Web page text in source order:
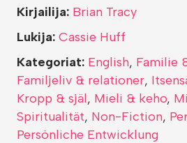
Kirjailija: Brian Tracy
Lukija: Cassie Huff
Kategoriat: English, Familie
Familjeliv & relationer,
Kropp & själ, Mieli & keho,
Spiritualität, Non-Fiction,
Persönliche Entwicklung